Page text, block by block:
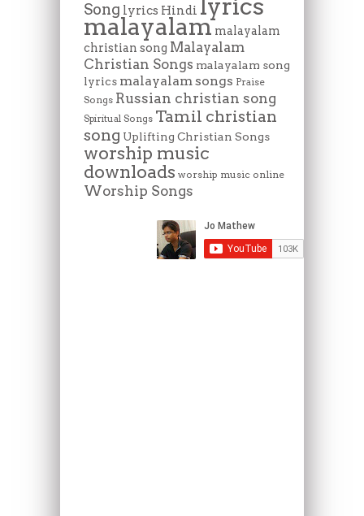
Song lyrics Hindi lyrics
malayalam malayalam
christian song Malayalam
Christian Songs malayalam song
lyrics malayalam songs Praise
Songs Russian christian song
Spiritual Songs Tamil christian
song Uplifting Christian Songs
worship music
downloads worship music online
Worship Songs